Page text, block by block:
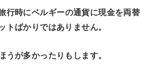
行時にベルギーの通貨に現金を両替
トばかりではありません。
うが多かったりもします。